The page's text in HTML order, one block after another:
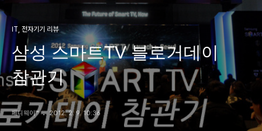
IT, 전자기기 리뷰
삼성 스마트TV 블로거데이
참관기
페니웨이™ 2012. 2. 9. 10:36